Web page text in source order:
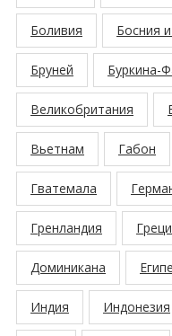
Боливия Босния
Бруней Буркина-
Великобритания
Вьетнам Габон
Гватемала
Гренландия
Доминикана
Индия Индонезия